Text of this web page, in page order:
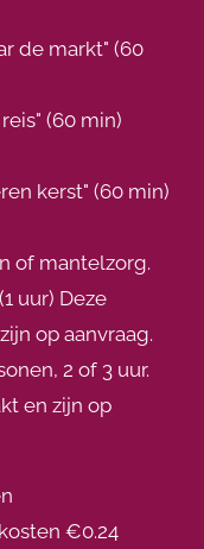
de markt" (60
(60 min)
kerst" (60 min)
of mantelzorg.
uur) Deze
op aanvraag.
2 of 3 uur.
en zijn op
€0.24